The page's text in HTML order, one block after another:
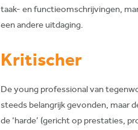
taak- en functieomschrijvingen,
een andere uitdaging.
Kritischer
De young professional van
steeds belangrijk gevonden, maar
de ‘harde’ (gericht op prestaties,